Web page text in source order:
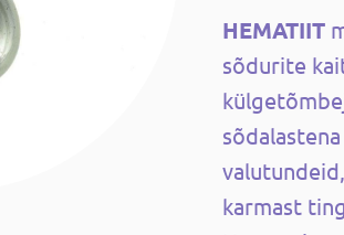
HEMATIIT
sõdurite
karmast